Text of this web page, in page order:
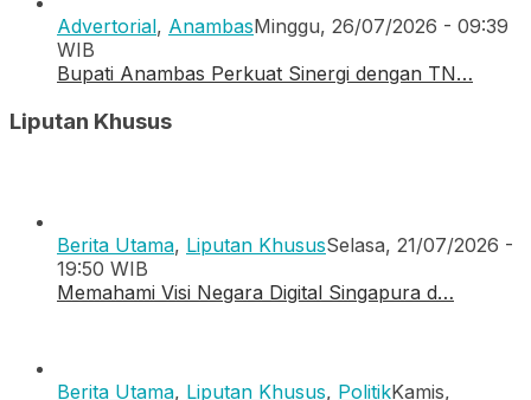
Advertorial, AnambasMinggu, 26/07/2026 - 09:39
WIB
Bupati Anambas Perkuat Sinergi dengan TN…
Liputan Khusus
Berita Utama, Liputan KhususSelasa, 21/07/2026 -
19:50 WIB
Memahami Visi Negara Digital Singapura d…
Berita Utama, Liputan Khusus, PolitikKamis,